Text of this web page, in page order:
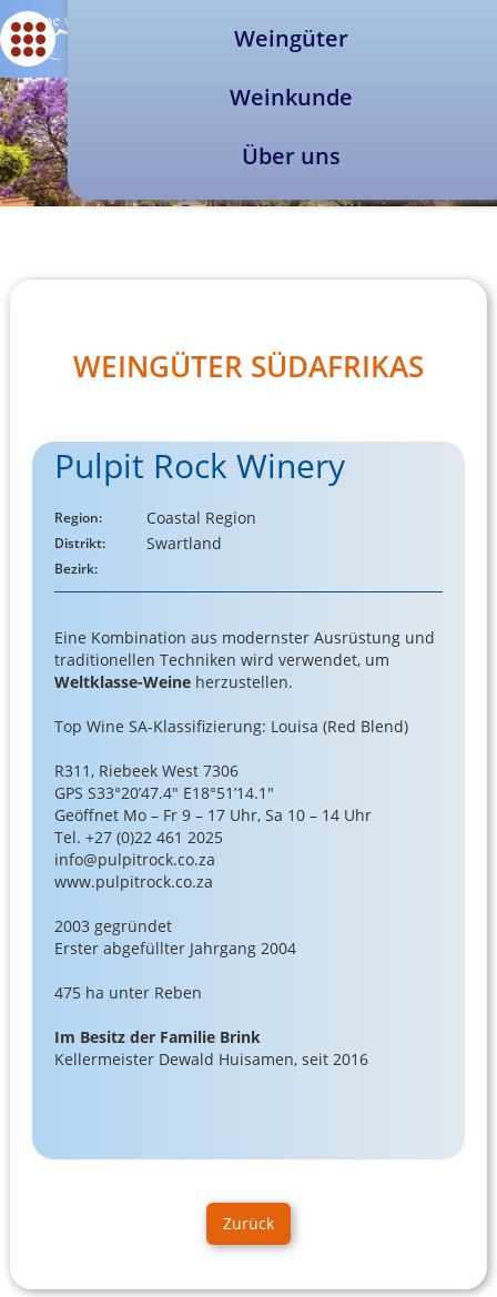
Weingüter
Weinkunde
Über uns
WEINGÜTER SÜDAFRIKAS
Pulpit Rock Winery
Region: Coastal Region
Distrikt: Swartland
Bezirk:
Eine Kombination aus modernster Ausrüstung und
traditionellen Techniken wird verwendet, um
Weltklasse-Weineherzustellen.
Top Wine SA-Klassifizierung: Louisa (Red Blend)
R311, Riebeek West 7306
GPS S33°20’47.4″ E18°51’14.1″
Geöffnet Mo – Fr 9 – 17 Uhr, Sa 10 – 14 Uhr
Tel. +27 (0)22 461 2025
info@pulpitrock.co.za
www.pulpitrock.co.za
2003 gegründet
Erster abgefüllter Jahrgang 2004
475 ha unter Reben
Im Besitz der Familie Brink
Kellermeister Dewald Huisamen, seit 2016
Zurück